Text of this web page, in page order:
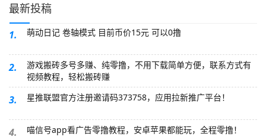
最新投稿
1. 萌动日记 卷轴模式 目前币价15元 可以0撸
2.
游戏搬砖多号多赚、纯零撸，不用下载简单方便，联系方式有
视频教程，轻松搬砖赚
3. 星推联盟官方注册邀请码373758，应用拉新推广平台！
4. 喵信号app看广告零撸教程，安卓苹果都能玩，全程零撸！